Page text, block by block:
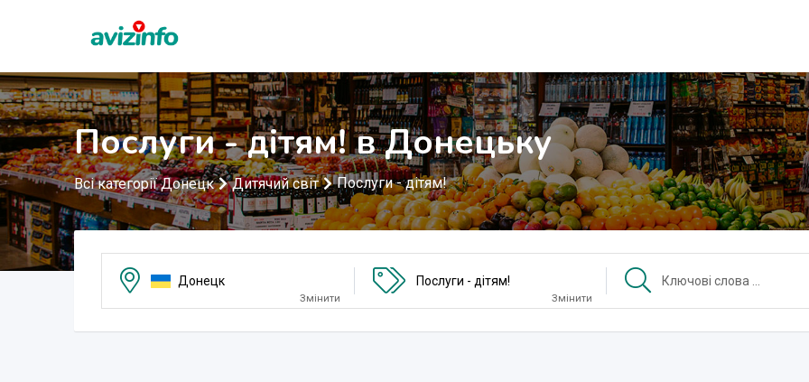
Послуги - дітям! в Донецьку
Всі категорії Донецк Дитячий світ Послуги - дітям!
Донецк
Змінити
Послуги - дітям!
Змінити